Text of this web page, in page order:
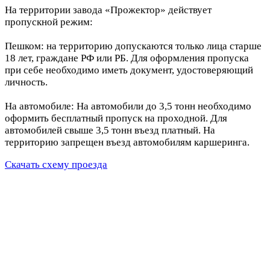
На территории завода «Прожектор» действует
пропускной режим:
Пешком: на территорию допускаются только лица старше
18 лет, граждане РФ или РБ. Для оформления пропуска
при себе необходимо иметь документ, удостоверяющий
личность.
На автомобиле: На автомобили до 3,5 тонн необходимо
оформить бесплатный пропуск на проходной. Для
автомобилей свыше 3,5 тонн въезд платный. На
территорию запрещен въезд автомобилям каршеринга.
Скачать схему проезда